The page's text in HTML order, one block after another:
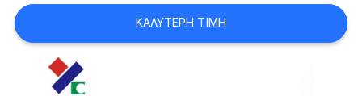
PRIVACY
POLICY
ΚΑΛΎΤΕΡΗ ΤΙΜΉ